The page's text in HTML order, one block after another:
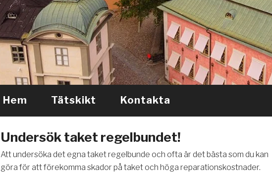
Hem Tätskikt Kontakta
Undersök taket regelbundet!
Att undersöka det egna taket regelbunde och ofta är det bästa som du kan
göra för att förekomma skador på taket och höga reparationskostnader.